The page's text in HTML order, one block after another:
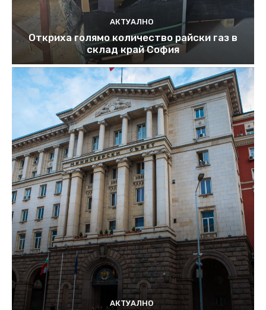
АКТУАЛНО
Откриха голямо количество райски газ в
склад край София
АКТУАЛНО